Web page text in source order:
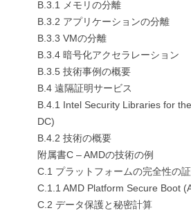
B.3.1 メモリの分離
B.3.2 アプリケーションの分離
B.3.3 VMの分離
B.3.4 暗号化アクセラレーション
B.3.5 技術事例の概要
B.4 遠隔証明サービス
B.4.1 Intel Security Libraries for
DC)
B.4.2 技術の概要
附属書C – AMDの技術の例
C.1 プラットフォームの完全性の
C.1.1 AMD Platform Secure Boot
C.2 データ保護と秘密計算